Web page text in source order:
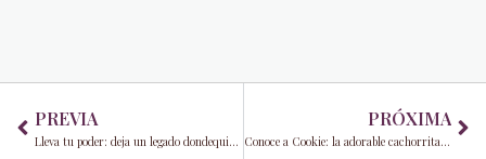
PREVIA
Lleva tu poder: deja un legado dondequiera que vayas
PRÓXIMA
Conoce a Cookie: la adorable cachorrita que roba corazones en el Mega Puptoberfest 2025 de Miami